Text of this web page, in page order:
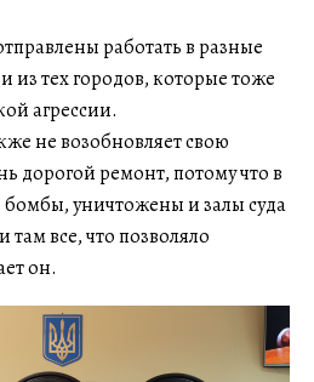
работать в разные
тех городов, которые тоже
агрессии.
не возобновляет свою
дорогой ремонт, потому что в
уничтожены и залы суда
все, что позволяло
он.